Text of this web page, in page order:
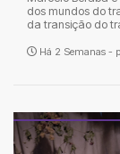
dos mundos do
da transição do
Há 2 Semanas -